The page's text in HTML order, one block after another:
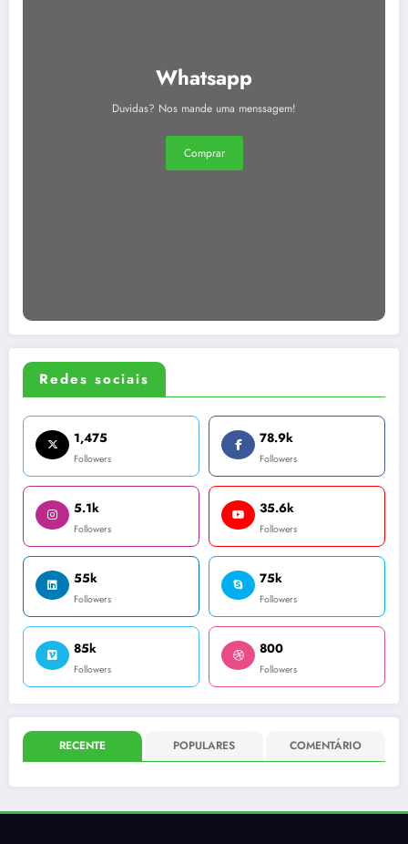
Whatsapp
Duvidas? Nos mande uma menssagem!
Comprar
Redes sociais
1,475
Followers
78.9k
Followers
5.1k
Followers
35.6k
Followers
55k
Followers
75k
Followers
85k
Followers
800
Followers
RECENTE POPULARES COMENTÁRIO